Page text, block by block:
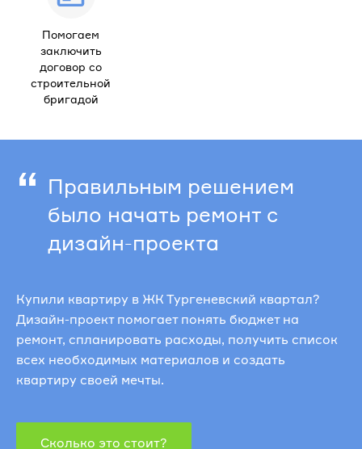
Помогаем
заключить
договор со
строительной
бригадой
“ Правильным решением
было начать ремонт с
дизайн-проекта
Купили квартиру в ЖК Тургеневский квартал?
Дизайн-проект помогает понять бюджет на
ремонт, спланировать расходы, получить список
всех необходимых материалов и создать
квартиру своей мечты.
Сколько это стоит?